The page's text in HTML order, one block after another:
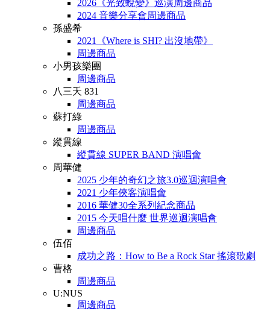
2026《光致蛻變》巡演周邊商品
2024 音樂分享會周邊商品
孫盛希
2021《Where is SHI? 出沒地帶》
周邊商品
小男孩樂團
周邊商品
八三夭 831
周邊商品
蘇打綠
周邊商品
縱貫線
縱貫線 SUPER BAND 演唱會
周華健
2025 少年的奇幻之旅3.0巡迴演唱會
2021 少年俠客演唱會
2016 華健30全系列紀念商品
2015 今天唱什麼 世界巡迴演唱會
周邊商品
伍佰
成功之路：How to Be a Rock Star 搖滾歌劇
曹格
周邊商品
U:NUS
周邊商品